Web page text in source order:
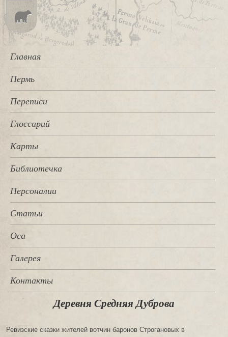
Главная
Пермь
Переписи
Глоссарий
Карты
Библиотечка
Персоналии
Статьи
Оса
Галерея
Контакты
Деревня Средняя Дуброва
Ревизские сказки жителей вотчин баронов Строгановых в